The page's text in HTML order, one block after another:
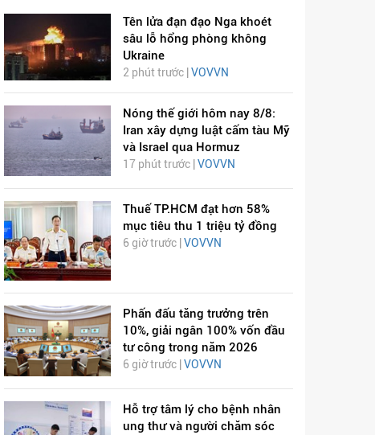
Tên lửa đạn đạo Nga khoét
sâu lỗ hổng phòng không
Ukraine
2 phút trước |VOVVN
Nóng thế giới hôm nay 8/8:
Iran xây dựng luật cấm tàu Mỹ
và Israel qua Hormuz
17 phút trước |VOVVN
Thuế TP.HCM đạt hơn 58%
mục tiêu thu 1 triệu tỷ đồng
6 giờ trước | VOVVN
Phấn đấu tăng trưởng trên
10%, giải ngân 100% vốn đầu
tư công trong năm 2026
6 giờ trước | VOVVN
Hỗ trợ tâm lý cho bệnh nhân
ung thư và người chăm sóc